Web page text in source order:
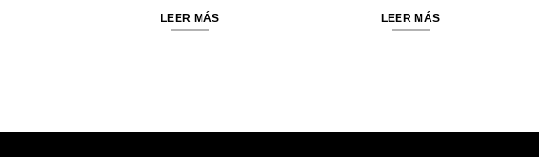
LEER MÁS LEER MÁS